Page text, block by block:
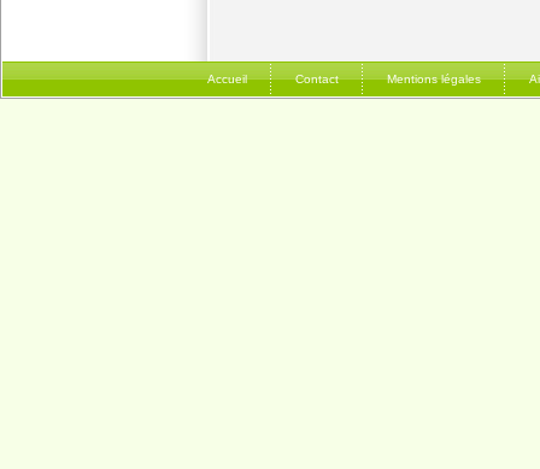
Accueil Contact Mentions légales